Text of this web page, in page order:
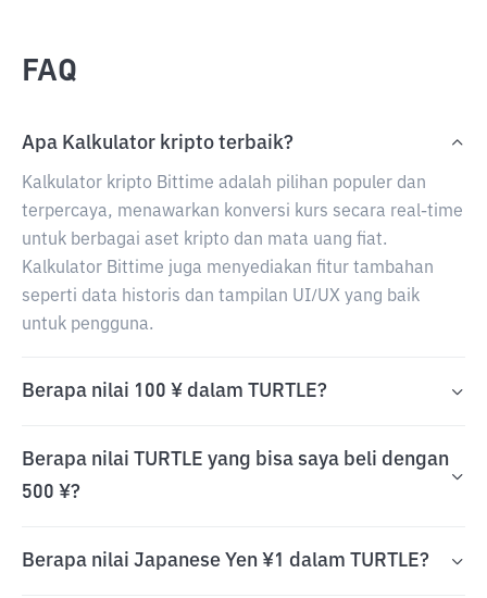
FAQ
Apa Kalkulator kripto terbaik?
Kalkulator kripto Bittime adalah pilihan populer dan
terpercaya, menawarkan konversi kurs secara real-time
untuk berbagai aset kripto dan mata uang fiat.
Kalkulator Bittime juga menyediakan fitur tambahan
seperti data historis dan tampilan UI/UX yang baik
untuk pengguna.
Berapa nilai 100 ¥ dalam TURTLE?
Berapa nilai TURTLE yang bisa saya beli dengan
500 ¥?
Berapa nilai Japanese Yen ¥1 dalam TURTLE?